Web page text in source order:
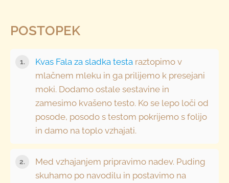
POSTOPEK
Kvas Fala za sladka testa raztopimo v
mlačnem mleku in ga prilijemo k presejani
moki. Dodamo ostale sestavine in
zamesimo kvašeno testo. Ko se lepo loči od
posode, posodo s testom pokrijemo s folijo
in damo na toplo vzhajati.
Med vzhajanjem pripravimo nadev. Puding
skuhamo po navodilu in postavimo na